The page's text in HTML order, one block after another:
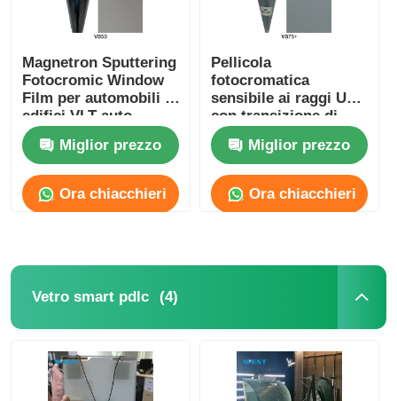
Magnetron Sputtering
Fotocromic Window
Film per automobili e
edifici VLT auto-
regolabile
commutabile
Miglior prezzo
Ora chiacchieri
Pellicola
fotocromatica
sensibile ai raggi UV
con transizione di
colore, commutabile
tra trasparente e
oscurata
Miglior prezzo
Ora chiacchieri
Vetro smart pdlc (4)